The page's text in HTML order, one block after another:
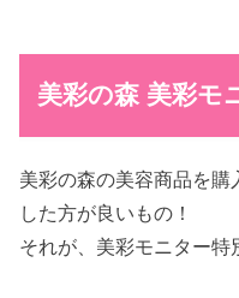
美彩の森 美彩モ
美彩の森の美容商品を
した方が良いもの！
それが、美彩モニター特